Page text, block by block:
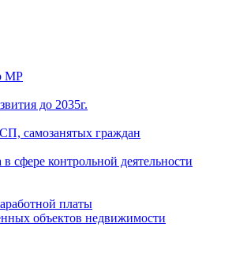
МР
до 2035г.
самозанятых граждан
сфере контрольной деятельности
платы
объектов недвижимости